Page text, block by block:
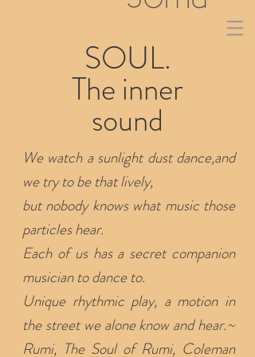
SOUL.
The inner
sound
We watch a sunlight dust dance,and
we try to be that lively,
but nobody knows what music those
particles hear.
Each of us has a secret companion
musician to dance to.
Unique rhythmic play, a motion in
the street we alone know and hear.~
Rumi, The Soul of Rumi, Coleman